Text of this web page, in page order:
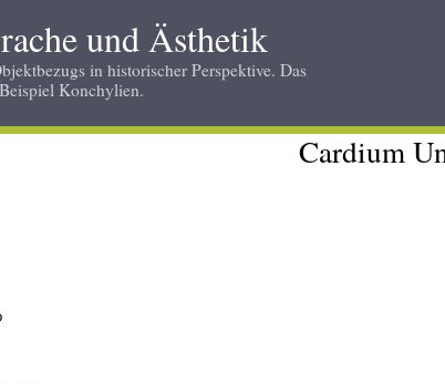
und Ästhetik
in historischer Perspektive. Das
Beispiel Konchylien.
Cardium